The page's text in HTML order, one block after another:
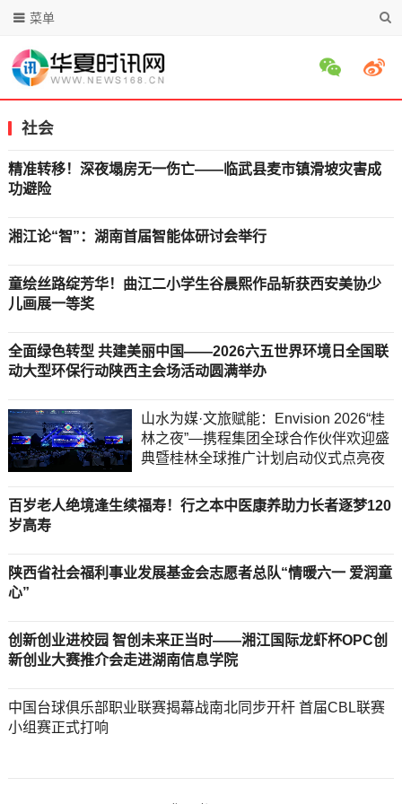
菜单
社会
精准转移！深夜塌房无一伤亡——临武县麦市镇滑坡灾害成
功避险
湘江论“智”：湖南首届智能体研讨会举行
童绘丝路绽芳华！曲江二小学生谷晨熙作品斩获西安美协少
儿画展一等奖
全面绿色转型 共建美丽中国——2026六五世界环境日全国联
动大型环保行动陕西主会场活动圆满举办
山水为媒·文旅赋能：Envision 2026“桂
林之夜”—携程集团全球合作伙伴欢迎盛
典暨桂林全球推广计划启动仪式点亮夜
百岁老人绝境逢生续福寿！行之本中医康养助力长者逐梦120
岁高寿
陕西省社会福利事业发展基金会志愿者总队“情暖六一 爱润童
心”
创新创业进校园 智创未来正当时——湘江国际龙虾杯OPC创
新创业大赛推介会走进湖南信息学院
中国台球俱乐部职业联赛揭幕战南北同步开杆 首届CBL联赛
小组赛正式打响